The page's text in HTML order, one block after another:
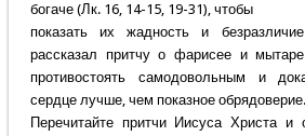
богаче (Лк. 16, 14-15, 19-31), чтобы
показать их жадность и
рассказал притчу о фарисее и
противостоять самодовольным и
сердце лучше, чем показное обрядоверие.
Перечитайте притчи Иисуса Христа и